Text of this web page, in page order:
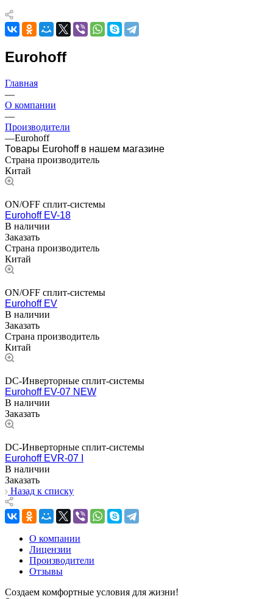
Eurohoff
Главная
—
О компании
—
Производители
—Eurohoff
Товары Eurohoff в нашем магазине
Страна производитель
Китай
ON/OFF сплит-системы
Eurohoff EV-18
В наличии
Заказать
Страна производитель
Китай
ON/OFF сплит-системы
Eurohoff EV
В наличии
Заказать
Страна производитель
Китай
DC-Инверторные сплит-системы
Eurohoff EV-07 NEW
В наличии
Заказать
DC-Инверторные сплит-системы
Eurohoff EVR-07 I
В наличии
Заказать
Назад к списку
О компании
Лицензии
Производители
Отзывы
Создаем комфортные условия для жизни!